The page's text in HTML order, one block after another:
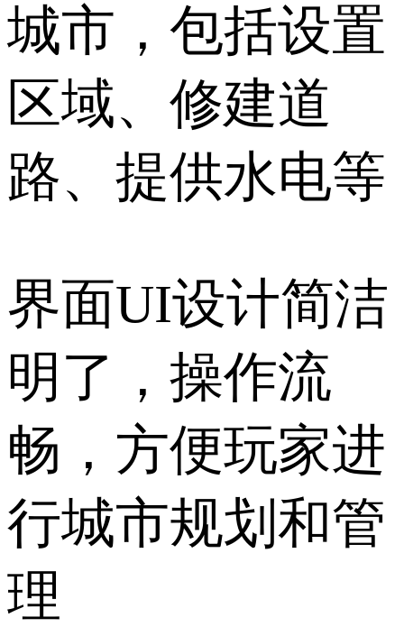
城市，包括设置
区域、修建道
路、提供水电等
界面UI设计简洁
明了，操作流
畅，方便玩家进
行城市规划和管
理